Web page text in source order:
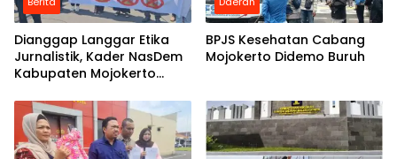
Dianggap Langgar Etika
Jurnalistik, Kader NasDem
Kabupaten Mojokerto
Minta Maaf
BPJS Kesehatan Cabang
Mojokerto Didemo Buruh